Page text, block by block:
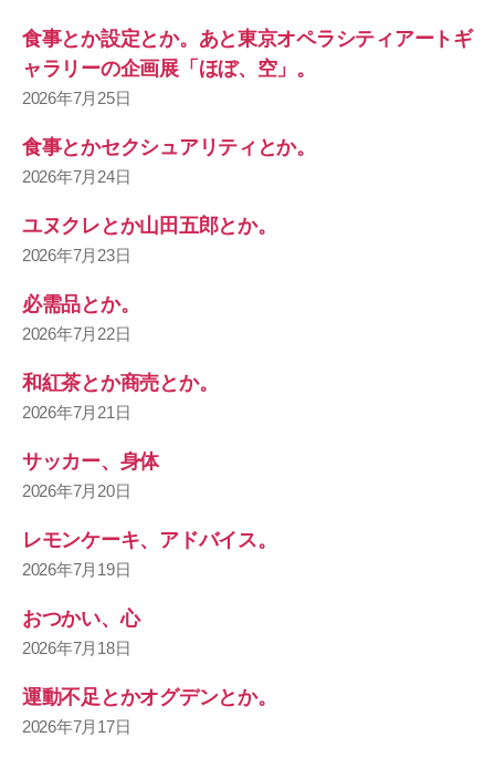
食事とか設定とか。あと東京オペラシティアートギ
ャラリーの企画展「ほぼ、空」。
2026年7月25日
食事とかセクシュアリティとか。
2026年7月24日
ユヌクレとか山田五郎とか。
2026年7月23日
必需品とか。
2026年7月22日
和紅茶とか商売とか。
2026年7月21日
サッカー、身体
2026年7月20日
レモンケーキ、アドバイス。
2026年7月19日
おつかい、心
2026年7月18日
運動不足とかオグデンとか。
2026年7月17日